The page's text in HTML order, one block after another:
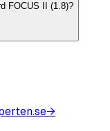
FOCUS II (1.8)?
→